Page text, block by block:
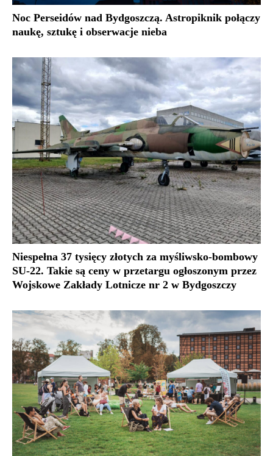
Noc Perseidów nad Bydgoszczą. Astropiknik połączy
naukę, sztukę i obserwacje nieba
Niespełna 37 tysięcy złotych za myśliwsko-bombowy
SU-22. Takie są ceny w przetargu ogłoszonym przez
Wojskowe Zakłady Lotnicze nr 2 w Bydgoszczy